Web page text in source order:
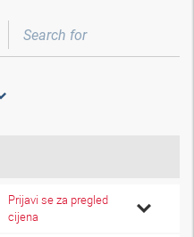
Prijavi se za pregled
cijena